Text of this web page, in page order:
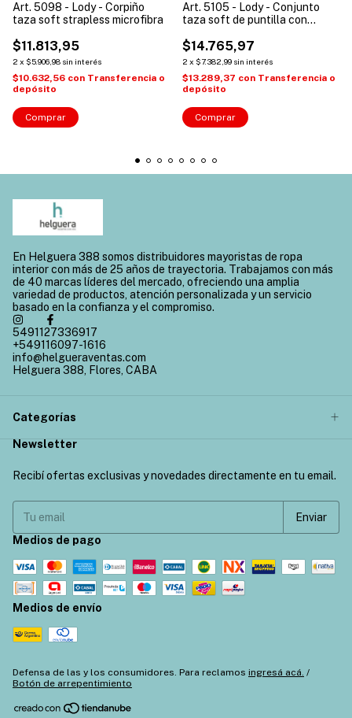
Art. 5098 - Lody - Corpiño
taza soft strapless microfibra
$11.813,95
2 x $5.906,98 sin interés
$10.632,56 con Transferencia o
depósito
Comprar
Art. 5105 - Lody - Conjunto
taza soft de puntilla con
$14.765,97
2 x $7.382,99 sin interés
$13.289,37 con Transferencia o
depósito
Comprar
En Helguera 388 somos distribuidores mayoristas de ropa
interior con más de 25 años de trayectoria. Trabajamos con más
de 40 marcas líderes del mercado, ofreciendo una amplia
variedad de productos, atención personalizada y un servicio
basado en la confianza y el compromiso.
5491127336917
+549116097-1616
info@helgueraventas.com
Helguera 388, Flores, CABA
Categorías
Newsletter
Recibí ofertas exclusivas y novedades directamente en tu email.
Medios de pago
Medios de envío
Defensa de las y los consumidores. Para reclamos ingresá acá. /
Botón de arrepentimiento